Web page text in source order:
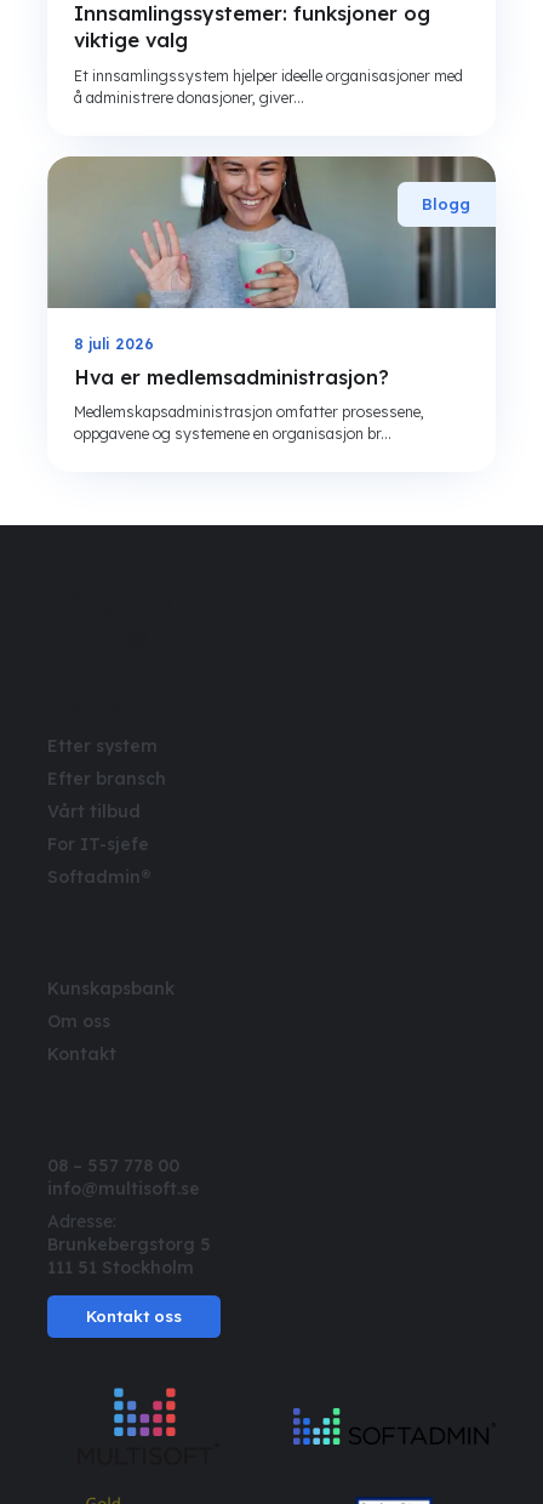
Innsamlingssystemer: funksjoner og
viktige valg
Et innsamlingssystem hjelper ideelle organisasjoner med
å administrere donasjoner, giver...
Blogg
8 juli 2026
Hva er medlemsadministrasjon?
Medlemskapsadministrasjon omfatter prosessene,
oppgavene og systemene en organisasjon br...
Etter system
Efter bransch
Vårt tilbud
For IT-sjefe
Softadmin®
Kunskapsbank
Om oss
Kontakt
08 – 557 778 00
info@multisoft.se
Adresse:
Brunkebergstorg 5
111 51 Stockholm
Kontakt oss